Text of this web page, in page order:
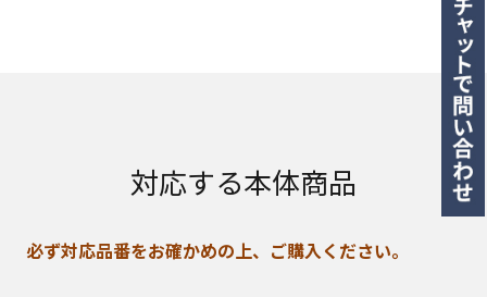
対応する本体商品
必ず対応品番をお確かめの上、ご購入ください。